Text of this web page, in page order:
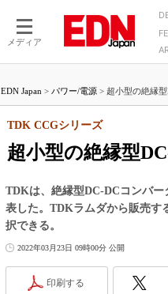
メディア
モータ
つながるクルマ
エレクトロニクス入門
医療エレ（EE Times Japan）
マイクロプロ
たった2つの式
バーターの設計
DC-DCコンバ
Wired, Weird
高速シリアル伝
EDN Japan > パワー/電源 > 超小型の絶縁型
超小型の絶縁型
TDK CCGシリーズ
TDKは、絶縁型DC-DCコンバー
表した。TDKラムダから販売す
択できる。
2022年03月23日 09時00分 公開
印刷する